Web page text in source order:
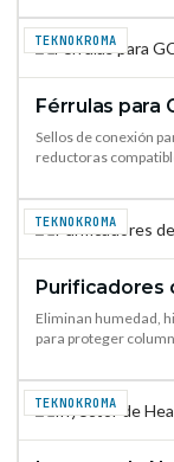
TEKNOKROMA
Férrulas para
Sellos de conexión
reductoras
TEKNOKROMA
Purificadores
Eliminan humedad,
para proteger
TEKNOKROMA